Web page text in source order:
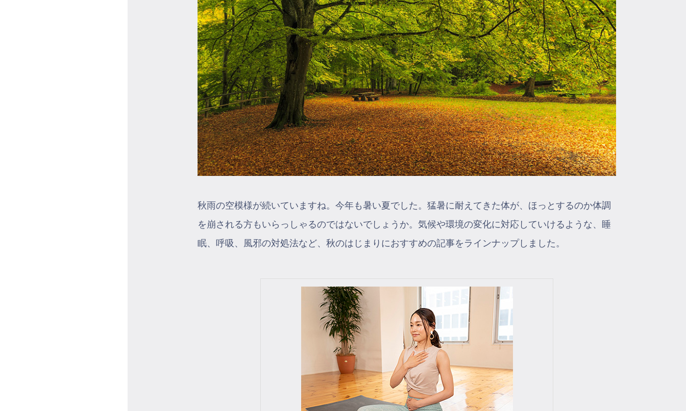
特定商取引にかかわる表示
秋雨の空模様が続いていますね。今年も暑い夏でした。猛暑に耐えてきた体が、ほっとするのか体調
を崩される方もいらっしゃるのではないでしょうか。気候や環境の変化に対応していけるような、睡
眠、呼吸、風邪の対処法など、秋のはじまりにおすすめの記事をラインナップしました。